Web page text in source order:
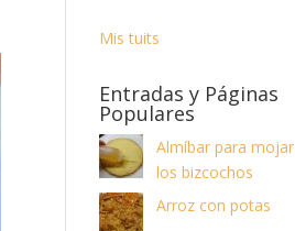
Mis tuits
Entradas y Páginas
Populares
Almíbar para mojar
los bizcochos
Arroz con potas